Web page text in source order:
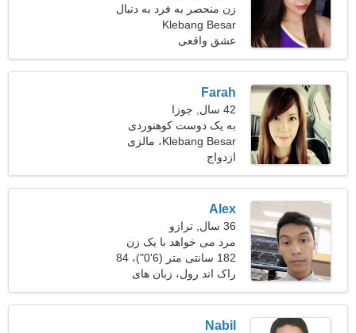
زن منحصر به فرد به دنبال
یک رابطه عاشقانه است
Klebang Besar
عشق واقعی
Farah
42 سال, جوزا
به یک دوست کوهنوردی
پرشور نیاز دارم
Klebang Besar، مالزی
ازدواج
Alex
36 سال, ترازو
مرد می خواهد با یک زن
ملاقات کند 26-32
182 سانتی متر (6'0")، 84
کیلوگرم (185 پوند)
راک اند رول، زبان های
خارجی
Nabil